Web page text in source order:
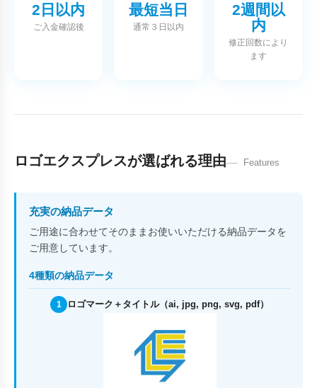
2日以内
ご入金確認後
最短当日
通常３日以内
2週間以
内
修正回数により
ます
ロゴエクスプレスが選ばれる理由 Features
充実の納品データ
ご用途に合わせてそのままお使いいただける納品データを
ご用意しています。
4種類の納品データ
1 ロゴマーク＋タイトル（ai, jpg, png, svg, pdf）